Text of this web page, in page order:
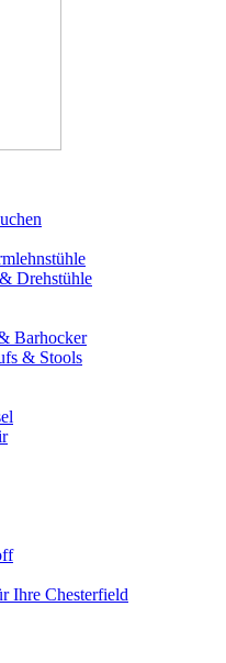
Drehstühle
Barhocker
& Stools
Ihre Chesterfield